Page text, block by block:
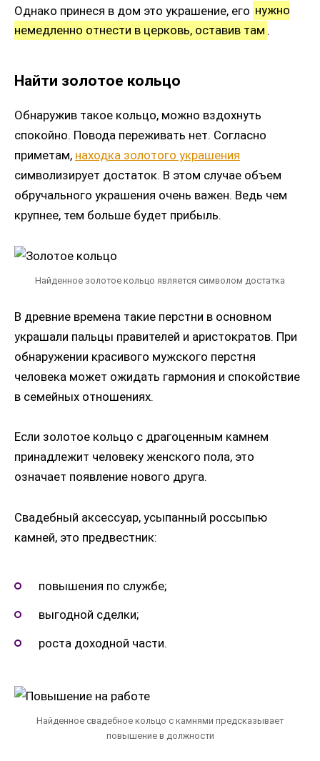
Однако принеся в дом это украшение, его нужно
немедленно отнести в церковь, оставив там .
Найти золотое кольцо
Обнаружив такое кольцо, можно вздохнуть
спокойно. Повода переживать нет. Согласно
приметам, находка золотого украшения
символизирует достаток. В этом случае объем
обручального украшения очень важен. Ведь чем
крупнее, тем больше будет прибыль.
Найденное золотое кольцо является символом достатка
В древние времена такие перстни в основном
украшали пальцы правителей и аристократов. При
обнаружении красивого мужского перстня
человека может ожидать гармония и спокойствие
в семейных отношениях.
Если золотое кольцо с драгоценным камнем
принадлежит человеку женского пола, это
означает появление нового друга.
Свадебный аксессуар, усыпанный россыпью
камней, это предвестник:
повышения по службе;
выгодной сделки;
роста доходной части.
Найденное свадебное кольцо с камнями предсказывает
повышение в должности